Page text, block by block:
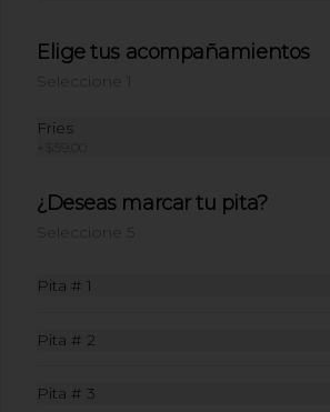
Conócenos
Ubicación
Términos y condiciones
Facebook
Elige tus acompañamientos
Seleccione 1
Fries
+
¿Deseas marcar tu pita?
Seleccione 5
Pita # 1
Pita # 2
Pita # 3